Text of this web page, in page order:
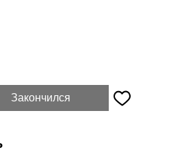
Закончился